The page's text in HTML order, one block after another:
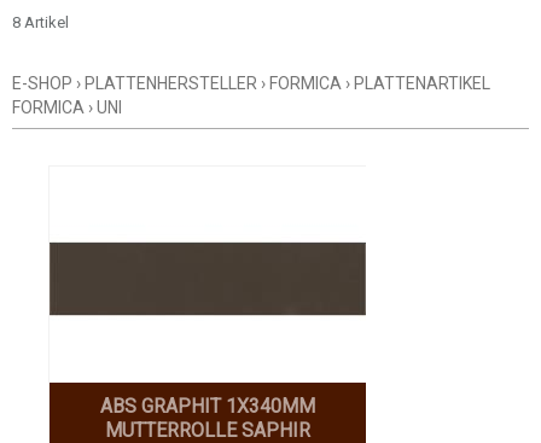
8 Artikel
E-SHOP › PLATTENHERSTELLER › FORMICA › PLATTENARTIKEL
FORMICA ›UNI
ABS GRAPHIT 1X340MM
MUTTERROLLE SAPHIR